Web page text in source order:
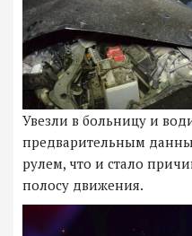
Увезли в больницу и
предварительным
рулем, что и стало
полосу движения.